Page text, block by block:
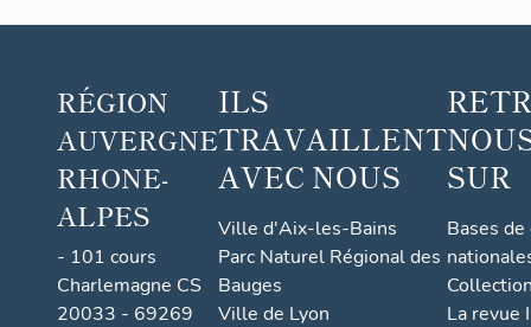
RÉGION
AUVERGNE
RHONE-
ALPES
- 101 cours
Charlemagne CS
20033 - 69269
ILS
TRAVAILLENT
AVEC NOUS
Ville d'Aix-les-Bains
Parc Naturel Régional des
Bauges
Ville de Lyon
SUR
Bases
La revue